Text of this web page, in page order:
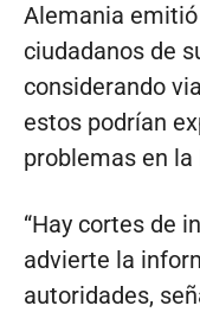
Alemania
ciudadanos de
considerando
estos podrían
problemas en la
“Hay cortes de
advierte la
autoridades,